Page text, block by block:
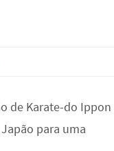
de Karate-do Ippon
para uma